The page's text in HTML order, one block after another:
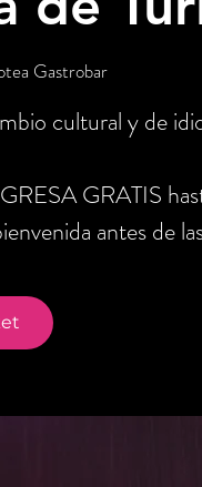
Gastrobar
cultural y de
GRATIS
antes de